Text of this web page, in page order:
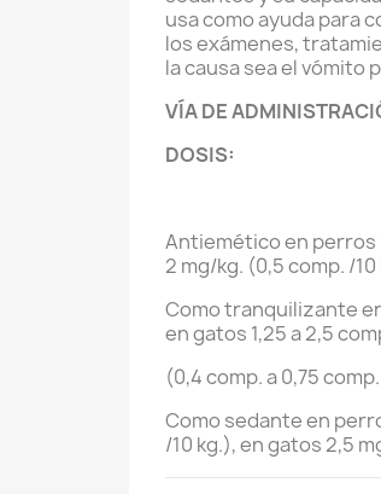
usa como ayuda para
los exámenes,
la causa sea el vómito
VÍA DE
DOSIS:
Antiemético en perros
2 mg/kg. (0,5 comp. /10
Como tranquilizante
en gatos 1,25 a 2,5
(0,4 comp. a 0,75
Como sedante en
/10 kg.), en gatos 2,5